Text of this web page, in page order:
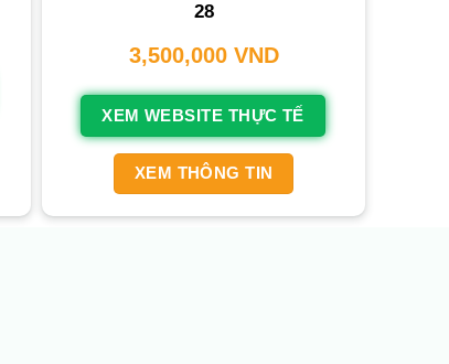
28
3,500,000 VND
XEM WEBSITE THỰC TẾ
XEM THÔNG TIN